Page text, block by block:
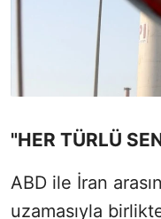
"HER TÜRLÜ
ABD ile İran
uzamasıyla